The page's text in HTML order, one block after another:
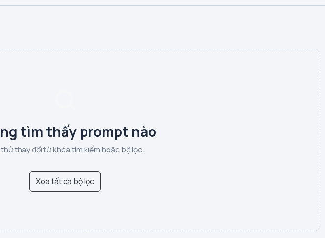
tìm thấy prompt nào
thử thay đổi từ khóa tìm kiếm hoặc bộ lọc.
Xóa tất cả bộ lọc